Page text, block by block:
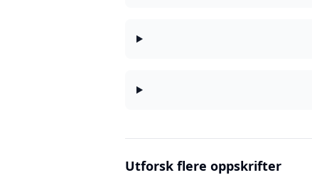
Utforsk flere oppskrifter